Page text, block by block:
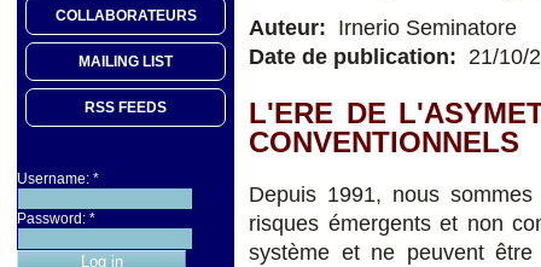
COLLABORATEURS
MAILING LIST
RSS FEEDS
Username: *
Password: *
Auteur: Irnerio Seminatore
Date de publication: 21/10/
L'ERE DE
CONVENTIONNELS
Depuis 1991, nous
risques émergents et non
système et ne peuvent